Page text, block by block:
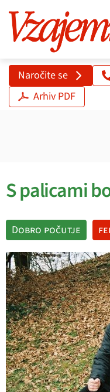
Naročite se
Arhiv PDF
S palicami
Dobro počutje